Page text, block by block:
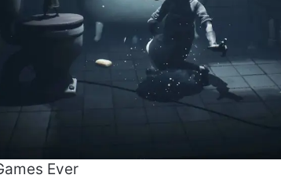
Ever